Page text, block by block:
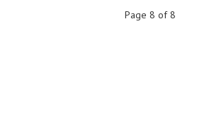
Page 8 of 8